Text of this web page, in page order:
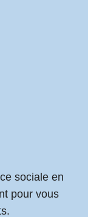
sociale en
pour vous